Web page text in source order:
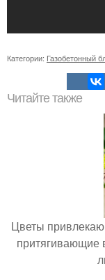
Категории: Газобетонный
Читайте также
Цветы
притягивающие